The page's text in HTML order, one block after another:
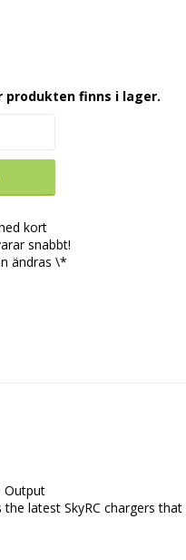
produkten finns i lager.
kort
snabbt!
ändras \*
Output
latest SkyRC chargers that